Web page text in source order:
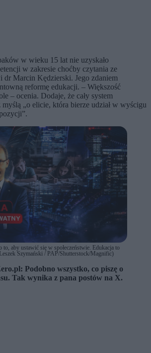
w wieku 15 lat nie uzyskało
w zakresie choćby czytania ze
dr Marcin Kędzierski. Jego zdaniem
reformę edukacji. – Większość
– ocenia. Dodaje, że cały system
„o elicie, która bierze udział w wyścigu
to, aby ustawić się w społeczeństwie. Edukacja to
Szymański / PAP/Shutterstock/Magnific)
Podobno wszystko, co piszę o
Tak wynika z pana postów na X.